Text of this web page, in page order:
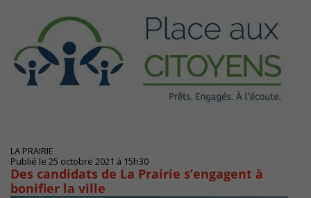
LA PRAIRIE
Publié le 25 octobre 2021 à 15h30
Des candidats de La Prairie s’engagent à
bonifier la ville